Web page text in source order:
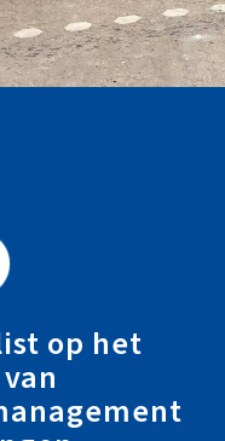
op het